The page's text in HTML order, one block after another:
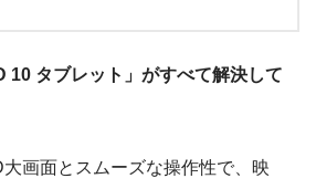
10 タブレット」がすべて解決して
画面とスムーズな操作性で、映